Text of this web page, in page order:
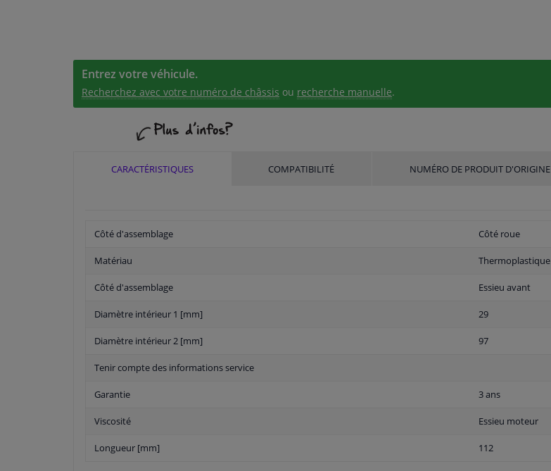
Entrez votre véhicule.
Recherchez avec votre numéro de châssis ou recherche manuelle.
CARACTÉRISTIQUES COMPATIBILITÉ NUMÉRO DE PRODUIT D'ORIGINE
Côté d'assemblage Côté roue
Matériau Thermoplastique
Côté d'assemblage Essieu avant
Diamètre intérieur 1 [mm] 29
Diamètre intérieur 2 [mm] 97
Tenir compte des informations service
Garantie 3 ans
Viscosité Essieu moteur
Longueur [mm] 112